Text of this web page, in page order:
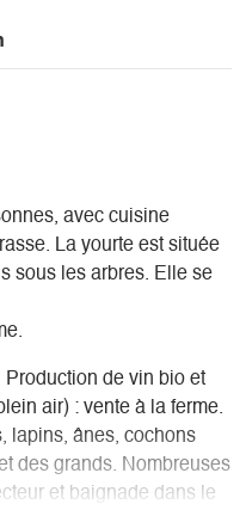
avec cuisine
La yourte est située
sous les arbres. Elle se
Production de vin bio et
air) : vente à la ferme.
lapins, ânes, cochons
des grands. Nombreuses
et baignade dans le